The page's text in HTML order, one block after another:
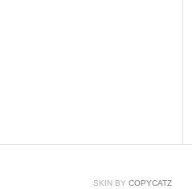
SKIN BY COPYCATZ